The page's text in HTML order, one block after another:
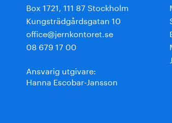
Box 1721, 111 87 Stockholm
Kungsträdgårdsgatan 10
office@jernkontoret.se
08 679 17 00
Ansvarig utgivare:
Hanna Escobar-Jansson